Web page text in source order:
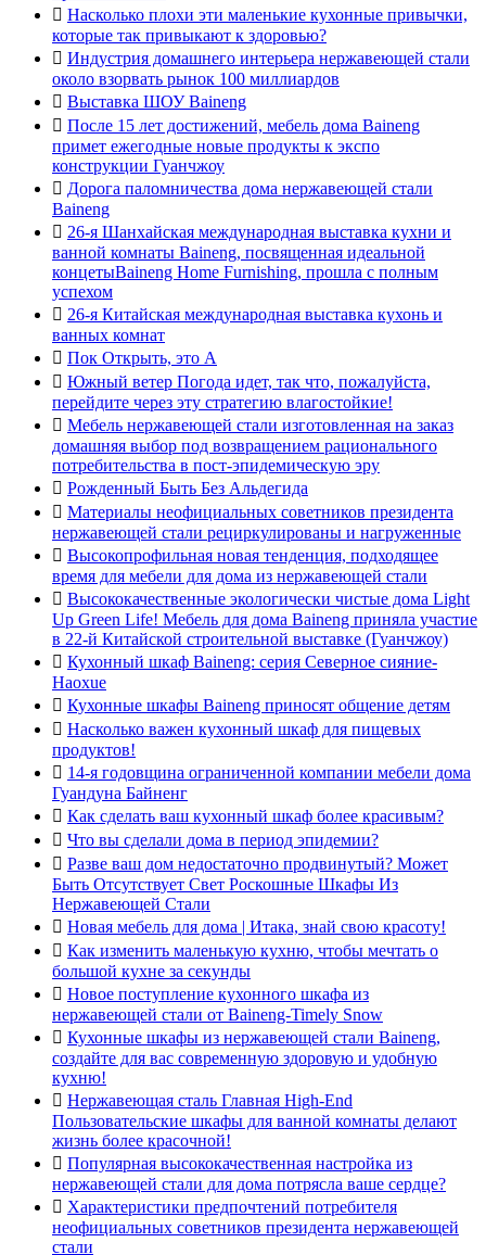
 Насколько плохи эти маленькие кухонные привычки,
которые так привыкают к здоровью?
 Индустрия домашнего интерьера нержавеющей стали
около взорвать рынок 100 миллиардов
 Выставка ШОУ Baineng
 После 15 лет достижений, мебель дома Baineng
примет ежегодные новые продукты к экспо
конструкции Гуанчжоу
 Дорога паломничества дома нержавеющей стали
Baineng
 26-я Шанхайская международная выставка кухни и
ванной комнаты Baineng, посвященная идеальной
концетыBaineng Home Furnishing, прошла с полным
успехом
 26-я Китайская международная выставка кухонь и
ванных комнат
 Пок Открыть, это А
 Южный ветер Погода идет, так что, пожалуйста,
перейдите через эту стратегию влагостойкие!
 Мебель нержавеющей стали изготовленная на заказ
домашняя выбор под возвращением рационального
потребительства в пост-эпидемическую эру
 Рожденный Быть Без Альдегида
 Материалы неофициальных советников президента
нержавеющей стали рециркулированы и нагруженные
 Высокопрофильная новая тенденция, подходящее
время для мебели для дома из нержавеющей стали
 Высококачественные экологически чистые дома Light
Up Green Life! Мебель для дома Baineng приняла участие
в 22-й Китайской строительной выставке (Гуанчжоу)
 Кухонный шкаф Baineng: серия Северное сияние-
Haoxue
 Кухонные шкафы Baineng приносят общение детям
 Насколько важен кухонный шкаф для пищевых
продуктов!
 14-я годовщина ограниченной компании мебели дома
Гуандуна Байненг
 Как сделать ваш кухонный шкаф более красивым?
 Что вы сделали дома в период эпидемии?
 Разве ваш дом недостаточно продвинутый? Может
Быть Отсутствует Свет Роскошные Шкафы Из
Нержавеющей Стали
 Новая мебель для дома | Итака, знай свою красоту!
 Как изменить маленькую кухню, чтобы мечтать о
большой кухне за секунды
 Новое поступление кухонного шкафа из
нержавеющей стали от Baineng-Timely Snow
 Кухонные шкафы из нержавеющей стали Baineng,
создайте для вас современную здоровую и удобную
кухню!
 Нержавеющая сталь Главная High-End
Пользовательские шкафы для ванной комнаты делают
жизнь более красочной!
 Популярная высококачественная настройка из
нержавеющей стали для дома потрясла ваше сердце?
 Характеристики предпочтений потребителя
неофициальных советников президента нержавеющей
стали